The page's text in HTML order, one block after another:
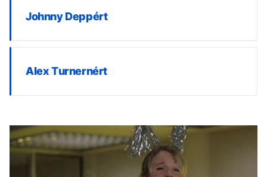
Johnny Deppért
Alex Turnernért